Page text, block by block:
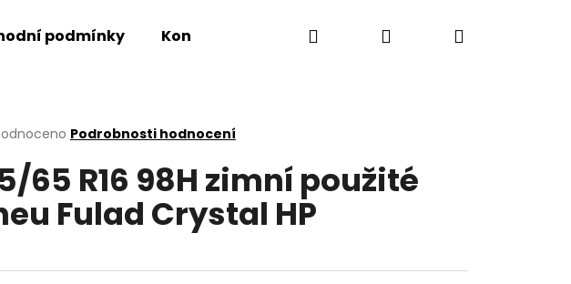
podmínky Kontakty Hledat PřihlášeníNákupní
Podrobnosti hodnocení
65 R16 98H zimní použité
Fulad Crystal HP
HLEDAT